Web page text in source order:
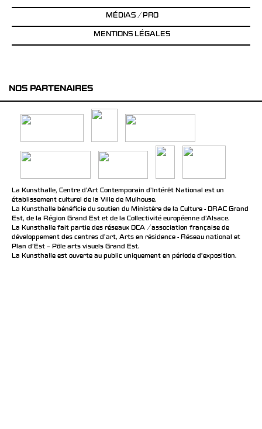
MÉDIAS / PRO
MENTIONS LÉGALES
NOS PARTENAIRES
La Kunsthalle, Centre d’Art Contemporain d’Intérêt National est un
établissement culturel de la Ville de Mulhouse.
La Kunsthalle bénéficie du soutien du Ministère de la Culture - DRAC Grand
Est, de la Région Grand Est et de la Collectivité européenne d’Alsace.
La Kunsthalle fait partie des réseaux DCA / association française de
développement des centres d'art, Arts en résidence - Réseau national et
Plan d’Est – Pôle arts visuels Grand Est.
La Kunsthalle est ouverte au public uniquement en période d'exposition.